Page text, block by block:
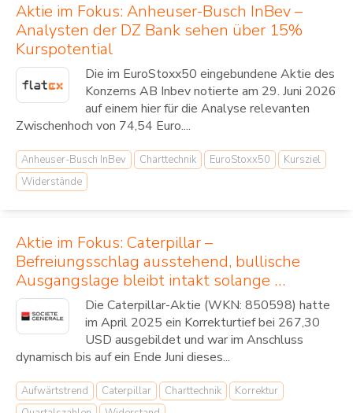
Aktie im Fokus: Anheuser-Busch InBev –
Analysten der DZ Bank sehen über 15%
Kurspotential
Die im EuroStoxx50 eingebundene Aktie des
Konzerns AB Inbev notierte am 29. Juni 2026
auf einem hier für die Analyse relevanten
Zwischenhoch von 74,54 Euro....
Anheuser-Busch InBev Charttechnik EuroStoxx50
Kursziel
Widerstände
Aktie im Fokus: Caterpillar –
Befreiungsschlag ausstehend, bullische
Ausgangslage bleibt intakt solange …
Die Caterpillar-Aktie (WKN: 850598) hatte
im April 2025 ein Korrekturtief bei 267,30
USD ausgebildet und war im Anschluss
dynamisch bis auf ein Ende Juni dieses...
Aufwärtstrend Caterpillar Charttechnik
Korrektur